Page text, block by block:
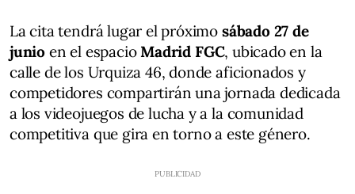
La cita tendrá lugar el próximo sábado 27 de
junio en el espacio Madrid FGC, ubicado en la
calle de los Urquiza 46, donde aficionados y
competidores compartirán una jornada dedicada
a los videojuegos de lucha y a la comunidad
competitiva que gira en torno a este género.